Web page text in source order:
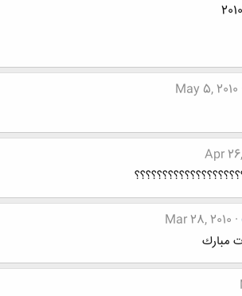
May 5, 2010
Apr
Mar 28, 2010
مبارك